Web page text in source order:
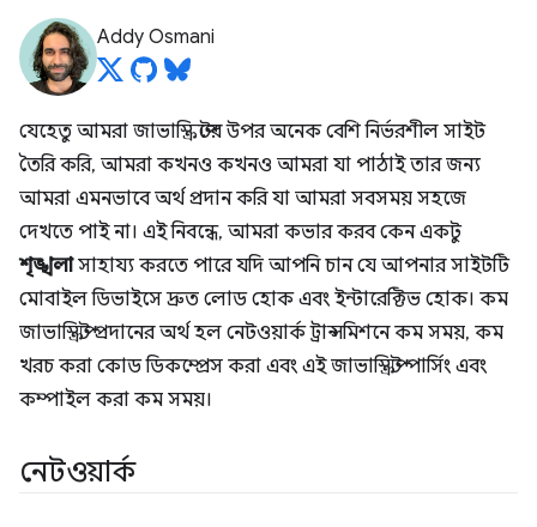
Addy Osmani
যেহেতু আমরা জাভাস্ক্রিপ্টের উপর অনেক বেশি নির্ভরশীল সাইট
তৈরি করি, আমরা কখনও কখনও আমরা যা পাঠাই তার জন্য
আমরা এমনভাবে অর্থ প্রদান করি যা আমরা সবসময় সহজে
দেখতে পাই না। এই নিবন্ধে, আমরা কভার করব কেন একটু
শৃঙ্খলাসাহায্য করতে পারে যদি আপনি চান যে আপনার সাইটটি
মোবাইল ডিভাইসে দ্রুত লোড হোক এবং ইন্টারেক্টিভ হোক। কম
জাভাস্ক্রিপ্ট প্রদানের অর্থ হল নেটওয়ার্ক ট্রান্সমিশনে কম সময়, কম
খরচ করা কোড ডিকম্প্রেস করা এবং এই জাভাস্ক্রিপ্ট পার্সিং এবং
কম্পাইল করা কম সময়।
নেটওয়ার্ক